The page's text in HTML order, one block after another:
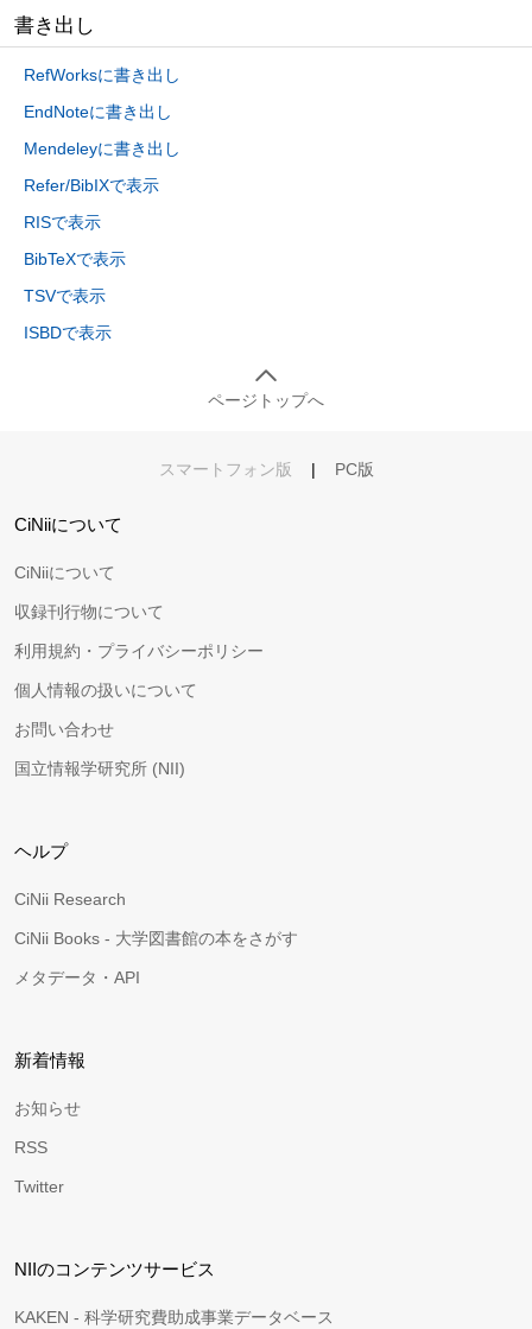
書き出し
RefWorksに書き出し
EndNoteに書き出し
Mendeleyに書き出し
Refer/BibIXで表示
RISで表示
BibTeXで表示
TSVで表示
ISBDで表示
ページトップへ
スマートフォン版 | PC版
CiNiiについて
CiNiiについて
収録刊行物について
利用規約・プライバシーポリシー
個人情報の扱いについて
お問い合わせ
国立情報学研究所 (NII)
ヘルプ
CiNii Research
CiNii Books - 大学図書館の本をさがす
メタデータ・API
新着情報
お知らせ
RSS
Twitter
NIIのコンテンツサービス
KAKEN - 科学研究費助成事業データベース